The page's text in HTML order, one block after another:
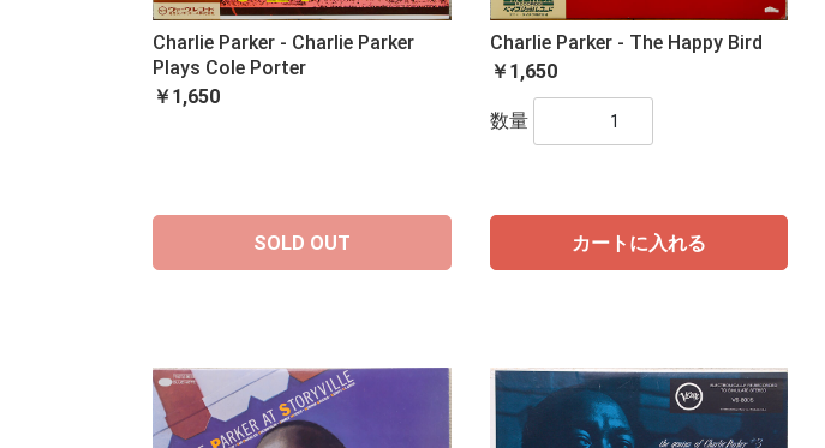
Charlie Parker - Charlie Parker
Plays Cole Porter
￥1,650
SOLD OUT
Charlie Parker - The Happy Bird
￥1,650
数量
カートに入れる